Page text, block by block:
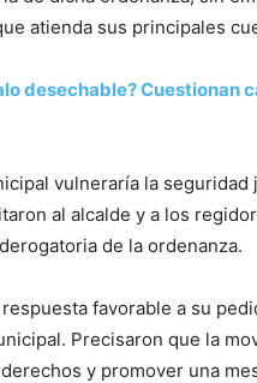
atienda sus principales
desechable? Cuestionan
vulneraría la seguridad
al alcalde y a los
de la ordenanza.
favorable a su
Precisaron que la
y promover una